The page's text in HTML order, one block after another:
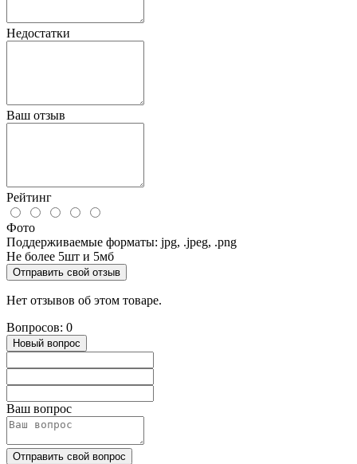
Недостатки
Ваш отзыв
Рейтинг
Фото
Поддерживаемые форматы: jpg, .jpeg, .png
Не более 5шт и 5мб
Отправить свой отзыв
Нет отзывов об этом товаре.
Вопросов: 0
Новый вопрос
Ваш вопрос
Отправить свой вопрос